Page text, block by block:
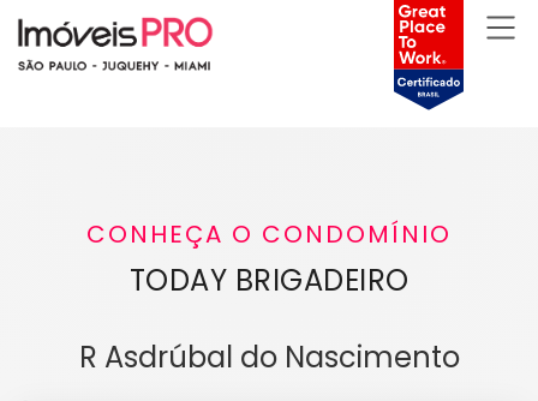
CONHEÇA O CONDOMÍNIO
TODAY BRIGADEIRO
R Asdrúbal do Nascimento